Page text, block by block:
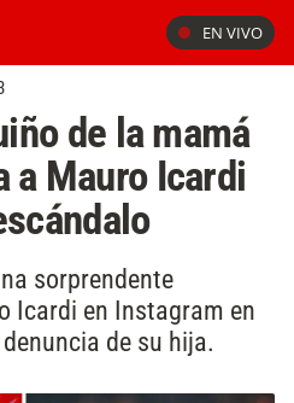
EN VIVO
de la mamá
a Mauro Icardi
sorprendente
Icardi en Instagram en
de su hija.